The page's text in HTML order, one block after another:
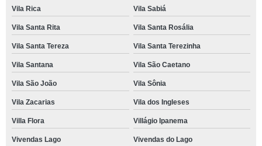
Vila Rica Vila Sabiá
Vila Santa Rita Vila Santa Rosália
Vila Santa Tereza Vila Santa Terezinha
Vila Santana Vila São Caetano
Vila São João Vila Sônia
Vila Zacarias Vila dos Ingleses
Villa Flora Villágio Ipanema
Vivendas Lago Vivendas do Lago